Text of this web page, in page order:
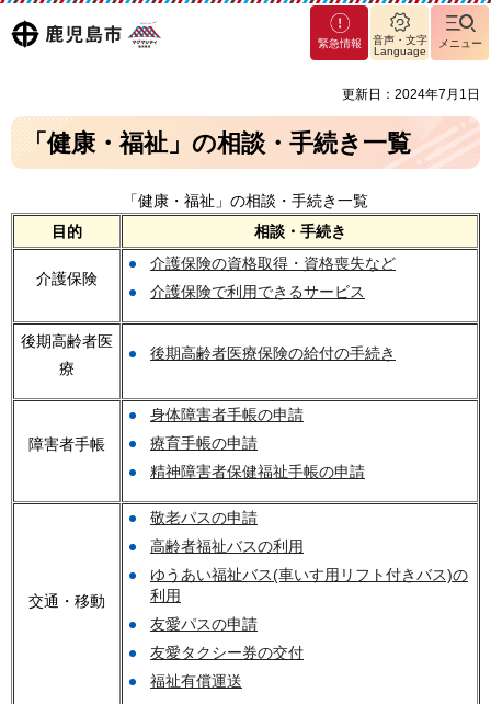
鹿児島
マグ
マシ
緊急情報
音声・文字
Language
メニュー
更新日：2024年7月1日
「健康・福祉」の相談・手続き一覧
「健康・福祉」の相談・手続き一覧
目的
相談・手続き
介護保険
介護保険の資格取得・資格喪失など
介護保険で利用できるサービス
後期高齢者医
療
後期高齢者医療保険の給付の手続き
障害者手帳
身体障害者手帳の申請
療育手帳の申請
精神障害者保健福祉手帳の申請
交通・移動
敬老パスの申請
高齢者福祉バスの利用
ゆうあい福祉バス(車いす用リフト付きバス)の
利用
友愛パスの申請
友愛タクシー券の交付
福祉有償運送